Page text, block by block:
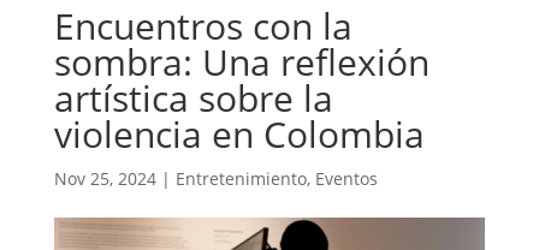
Encuentros con la
sombra: Una reflexión
artística sobre la
violencia en Colombia
Nov 25, 2024| Entretenimiento, Eventos